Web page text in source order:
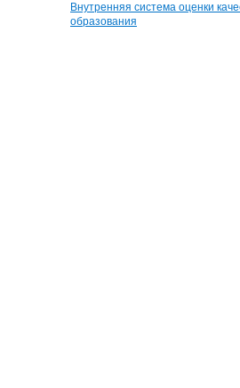
Внутренняя система оценки
образования